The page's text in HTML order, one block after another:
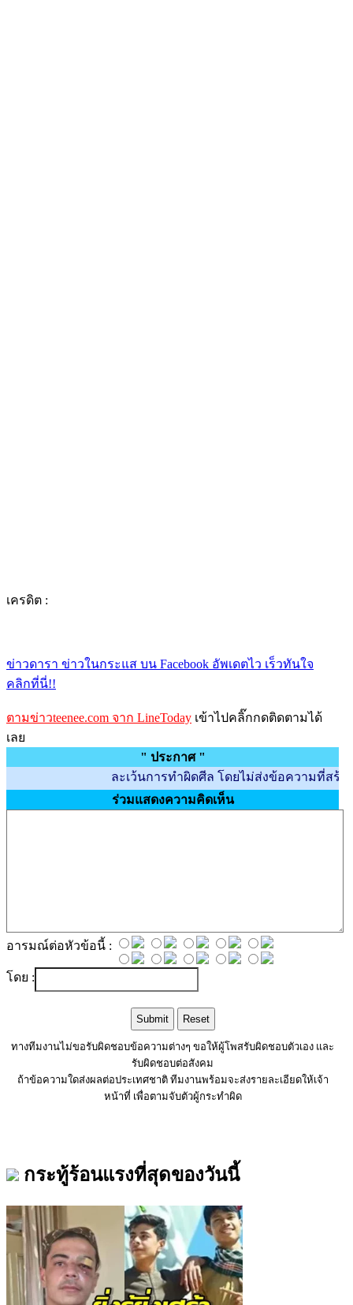
เครดิต :
ข่าวดารา ข่าวในกระแส บน Facebook อัพเดตไว เร็วทันใจ
คลิกที่นี่!!
ตามข่าวteenee.com จาก LineToday เข้าไปคลิ๊กกดติดตามได้
เลย
" ประกาศ "
ละเว้นการทำผิดศีล โดยไม่ส่งข้อความที่สร้างคว
ร่วมแสดงความคิดเห็น
อารมณ์ต่อหัวข้อนี้ :
โดย :
ทางทีมงานไม่ขอรับผิดชอบข้อความต่างๆ ขอให้ผู้โพสรับผิดชอบตัวเอง และ
รับผิดชอบต่อสังคม
ถ้าข้อความใดส่งผลต่อประเทศชาติ ทีมงานพร้อมจะส่งรายละเอียดให้เจ้า
หน้าที่ เพื่อตามจับตัวผู้กระทำผิด
กระทู้ร้อนแรงที่สุดของวันนี้